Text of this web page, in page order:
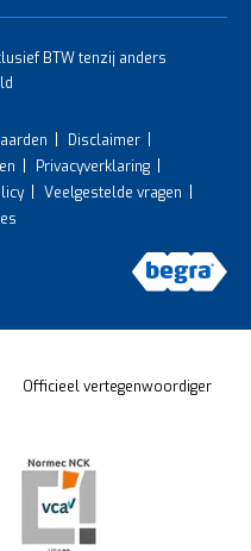
BTW tenzij anders
Disclaimer
Privacyverklaring
Veelgestelde vragen
Officieel vertegenwoordiger